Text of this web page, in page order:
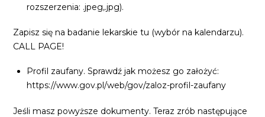
rozszerzenia: .jpeg,.jpg).
Zapisz się na badanie lekarskie tu (wybór na kalendarzu).
CALL PAGE!
Profil zaufany. Sprawdź jak możesz go założyć:
https://www.gov.pl/web/gov/zaloz-profil-zaufany
Jeśli masz powyższe dokumenty. Teraz zrób następujące